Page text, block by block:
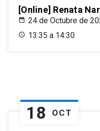
[Online] Renata
24 de Octubre de
13:35 a 14:30
18 OCT